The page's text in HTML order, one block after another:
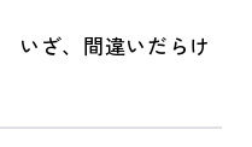
いざ、間違いだらけ